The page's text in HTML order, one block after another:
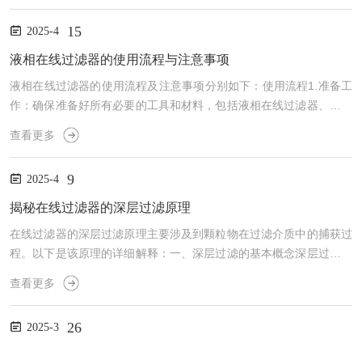
样品的过滤操作，大幅提升实验效率。每个过滤单元独立工作，互不
干扰，适用于需要高通量处理的场景。高效过滤性能通过串联或并联
2025-4 15
液相在线过滤器的使用流程与注意事项
液相在线过滤器的使用流程及注意事项分别如下：使用流程1.准备工
作：确保准备好所有必要的工具和材料，包括液相在线过滤器、连接
管、扳手等。检查过滤器是否完好无损，以及其与液相色谱仪的兼容
性。2.关闭电源与断开连接：关闭液相色谱仪的电源，确保仪器处于
3.安装过滤器：将液相在线过滤器的两端分别与进样器和色谱柱连接
起来。使用扳手等工具确保连接紧密，防止泄漏。4.开启电源与检
查看更多
2025-4 9
揭秘在线过滤器的深层过滤原理
在线过滤器的深层过滤原理主要涉及到颗粒物在过滤介质中的捕获过
程。以下是该原理的详细解释：一、深层过滤的基本概念深层过滤是
指过滤介质（如滤筒、筛板等）具有较深的层次结构，能够捕获比介
质孔道尺寸小得多的颗粒物。这种过滤方式适合于处理固体颗粒含量
含尘气体或液体流经在线过滤器时，颗粒物会随流体进入过滤介质的
查看更多
2025-3 26